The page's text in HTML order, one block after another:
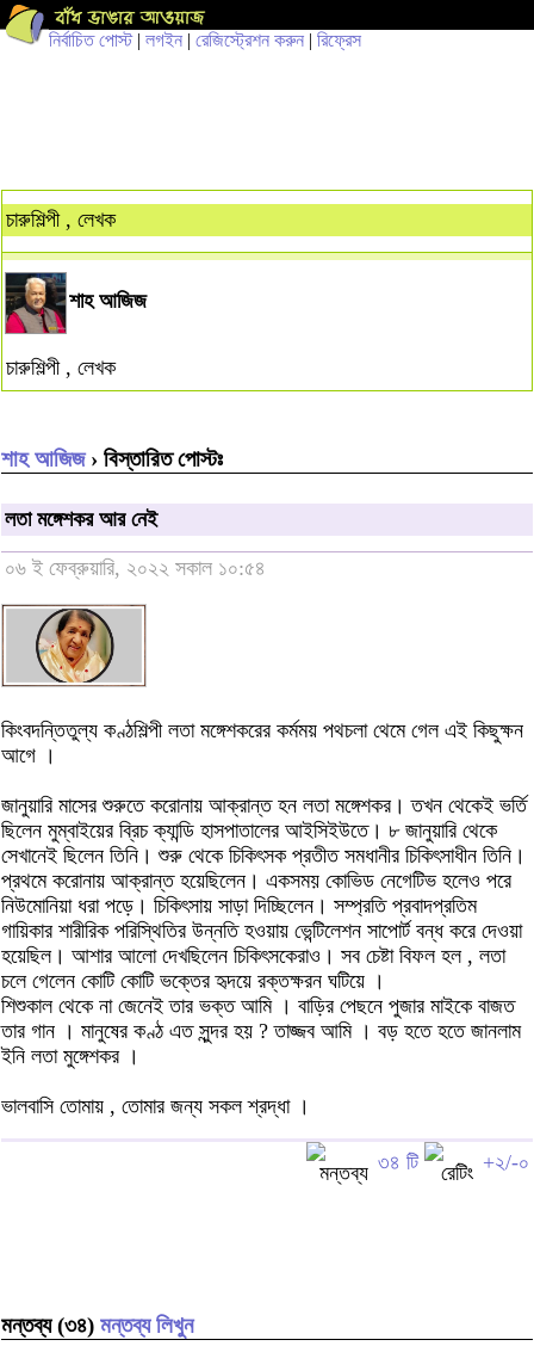
নির্বাচিত পোস্ট| লগইন | রেজিস্ট্রেশন করুন | রিফ্রেস
চারুশিল্পী , লেখক
শাহ আজিজ
চারুশিল্পী , লেখক
শাহ আজিজ› বিস্তারিত পোস্টঃ
লতা মঙ্গেশকর আর নেই
০৬ ই ফেব্রুয়ারি, ২০২২ সকাল ১০:৫৪
কিংবদন্তিতুল্য কণ্ঠশিল্পী লতা মঙ্গেশকরের কর্মময় পথচলা থেমে গেল এই কিছুক্ষন
আগে ।
জানুয়ারি মাসের শুরুতে করোনায় আক্রান্ত হন লতা মঙ্গেশকর। তখন থেকেই ভর্তি
ছিলেন মুম্বাইয়ের ব্রিচ ক্যান্ডি হাসপাতালের আইসিইউতে। ৮ জানুয়ারি থেকে
সেখানেই ছিলেন তিনি। শুরু থেকে চিকিৎসক প্রতীত সমধানীর চিকিৎসাধীন তিনি।
প্রথমে করোনায় আক্রান্ত হয়েছিলেন। একসময় কোভিড নেগেটিভ হলেও পরে
নিউমোনিয়া ধরা পড়ে। চিকিৎসায় সাড়া দিচ্ছিলেন। সম্প্রতি প্রবাদপ্রতিম
গায়িকার শারীরিক পরিস্থিতির উন্নতি হওয়ায় ভেন্টিলেশন সাপোর্ট বন্ধ করে দেওয়া
হয়েছিল। আশার আলো দেখছিলেন চিকিৎসকেরাও। সব চেষ্টা বিফল হল , লতা
চলে গেলেন কোটি কোটি ভক্তের হৃদয়ে রক্তক্ষরন ঘটিয়ে ।
শিশুকাল থেকে না জেনেই তার ভক্ত আমি । বাড়ির পেছনে পুজার মাইকে বাজত
তার গান । মানুষের কণ্ঠ এত সুন্দর হয় ? তাজ্জব আমি । বড় হতে হতে জানলাম
ইনি লতা মুঙ্গেশকর ।
ভালবাসি তোমায় , তোমার জন্য সকল শ্রদ্ধা ।
৩৪ টি +২/-০
মন্তব্য (৩৪) মন্তব্য লিখুন